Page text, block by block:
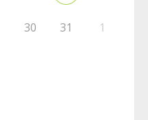
30 31 1